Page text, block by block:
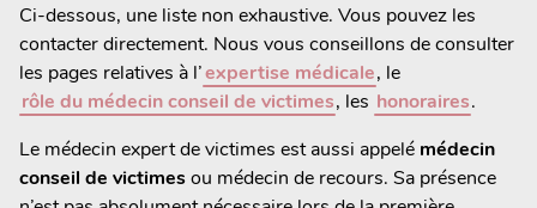
Ci-dessous, une liste non exhaustive. Vous pouvez les
contacter directement. Nous vous conseillons de consulter
les pages relatives à l’expertise médicale, le
rôle du médecin conseil de victimes, les honoraires.
Le médecin expert de victimes est aussi appelé médecin
conseil de victimesou médecin de recours. Sa présence